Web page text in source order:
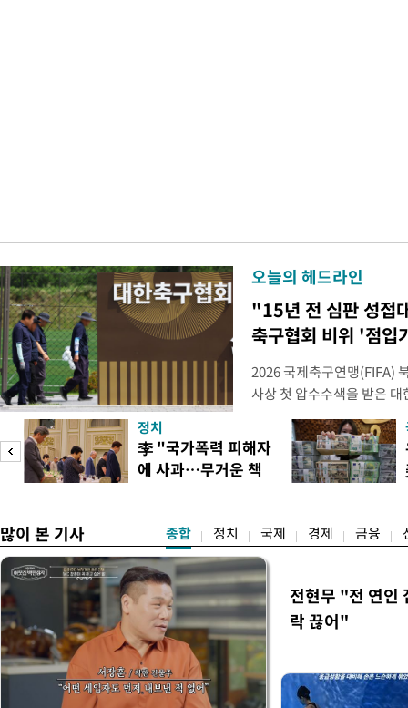
오늘의 헤드라인
"15년 전 심판 성접
축구협회 비위 '점입
2026 국제축구연맹(FIFA)
사상 첫 압수수색을 받은
거지면서 그야말로 쑥대
심판 성 접대 파문까지 파
돌이킬 수 없는 지경까지
홍명보 전 감독을 국가대
정치
李 "국가폭력 피해자
에 사과…무거운 책
많이 본 기사 종합 정치 국제 경제 금융
전현무 "전 연인
락 끊어"